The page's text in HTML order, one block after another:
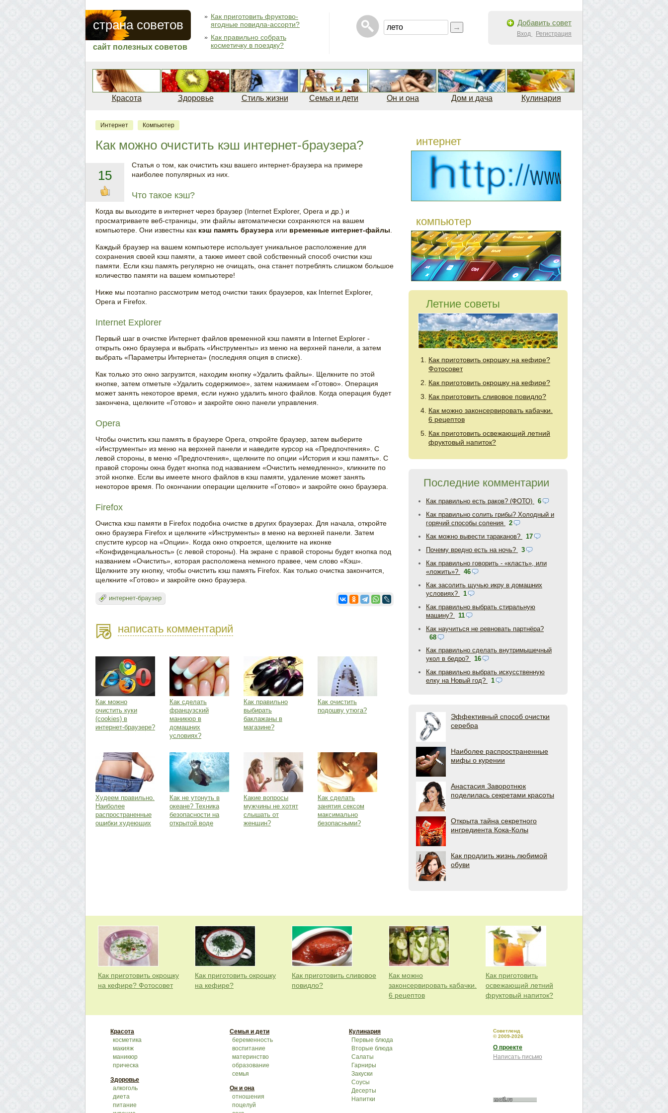
страна советов
сайт полезных советов
Как приготовить фруктово-
ягодные повидла-ассорти?
Как правильно собрать
косметичку в поездку?
Добавить совет
Вход Регистрация
Красота Здоровье Стиль жизни Семья и дети Он и она Дом и дача Кулинария
Интернет Компьютер
Как можно очистить кэш интернет-браузера?
15
Статья о том, как очистить кэш вашего интернет-браузера на примере
наиболее популярных из них.
Что такое кэш?
Когда вы выходите в интернет через браузер (Internet Explorer, Opera и др.) и
просматриваете веб-страницы, эти файлы автоматически сохраняются на вашем
компьютере. Они известны как кэш память браузера или временные интернет-файлы
Каждый браузер на вашем компьютере использует уникальное расположение для
сохранения своей кэш памяти, а также имеет свой собственный способ очистки кэш
памяти. Если кэш память регулярно не очищать, она станет потреблять слишком большое
количество памяти на вашем компьютере!
Ниже мы поэтапно рассмотрим метод очистки таких браузеров, как Internet Explorer,
Opera и Firefox.
Internet Explorer
Первый шаг в очистке Интернет файлов временной кэш памяти в Internet Explorer -
открыть окно браузера и выбрать «Инструменты» из меню на верхней панели, а затем
выбрать «Параметры Интернета» (последняя опция в списке).
Как только это окно загрузится, находим кнопку «Удалить файлы». Щелкните по этой
кнопке, затем отметьте «Удалить содержимое», затем нажимаем «Готово». Операция
может занять некоторое время, если нужно удалить много файлов. Когда операция будет
закончена, щелкните «Готово» и закройте окно панели управления.
Opera
Чтобы очистить кэш память в браузере Opera, откройте браузер, затем выберите
«Инструменты» из меню на верхней панели и наведите курсор на «Предпочтения». С
левой стороны, в меню «Предпочтения», щелкните по опции «История и кэш память». С
правой стороны окна будет кнопка под названием «Очистить немедленно», кликните по
этой кнопке. Если вы имеете много файлов в кэш памяти, удаление может занять
некоторое время. По окончании операции щелкните «Готово» и закройте окно браузера.
Firefox
Очистка кэш памяти в Firefox подобна очистке в других браузерах. Для начала, откройте
окно браузера Firefox и щелкните «Инструменты» в меню на верхней панели. Затем
спустите курсор на «Опции». Когда окно откроется, щелкните на иконке
«Конфиденциальность» (с левой стороны). На экране с правой стороны будет кнопка под
названием «Очистить», которая расположена немного правее, чем слово «Кэш».
Щелкните эту кнопку, чтобы очистить кэш память Firefox. Как только очистка закончится,
щелкните «Готово» и закройте окно браузера.
интернет-браузер
написать комментарий
Как можно
очистить куки
(cookies) в
интернет-браузере?
Как сделать
французский
маникюр в
домашних
условиях?
Как правильно
выбирать
баклажаны в
магазине?
Как очистить
подошву утюга?
Худеем правильно.
Наиболее
распространенные
ошибки худеющих
Как не утонуть в
океане? Техника
безопасности на
открытой воде
Какие вопросы
мужчины не хотят
слышать от
женщин?
Как сделать
занятия сексом
максимально
безопасными?
интернет
компьютер
Летние советы
Как приготовить окрошку на кефире?
Фотосовет
Как приготовить окрошку на кефире?
Как приготовить сливовое повидло?
Как можно законсервировать кабачки.
6 рецептов
Как приготовить освежающий летний
фруктовый напиток?
Последние комментарии
Как правильно есть раков? (ФОТО)
6
Как правильно солить грибы? Холодный и
горячий способы соления
2
Как можно вывести тараканов?
17
Почему вредно есть на ночь?
3
Как правильно говорить - «класть», или
«ложить»?
46
Как засолить щучью икру в домашних
условиях?
1
Как правильно выбрать стиральную
машину?
11
Как научиться не ревновать партнёра?
68
Как правильно сделать внутримышечный
укол в бедро?
16
Как правильно выбрать искусственную
елку на Новый год?
1
Эффективный способ очистки
серебра
Наиболее распространенные
мифы о курении
Анастасия Заворотнюк
поделилась секретами красоты
Открыта тайна секретного
ингредиента Кока-Колы
Как продлить жизнь любимой
обуви
Как приготовить окрошку
на кефире? Фотосовет
Как приготовить окрошку
на кефире?
Как приготовить сливовое
повидло?
Как можно
законсервировать кабачки.
6 рецептов
Как приготовить
освежающий летний
фруктовый напиток?
Красота
косметика
макияж
маникюр
прическа
Здоровье
алкоголь
диета
питание
Семья и дети
беременность
воспитание
материнство
образование
семья
Он и она
отношения
поцелуй
Кулинария
Первые блюда
Вторые блюда
Салаты
Гарниры
Закуски
Соусы
Десерты
Напитки
Советленд
© 2009-2026
О проекте
Написать письмо